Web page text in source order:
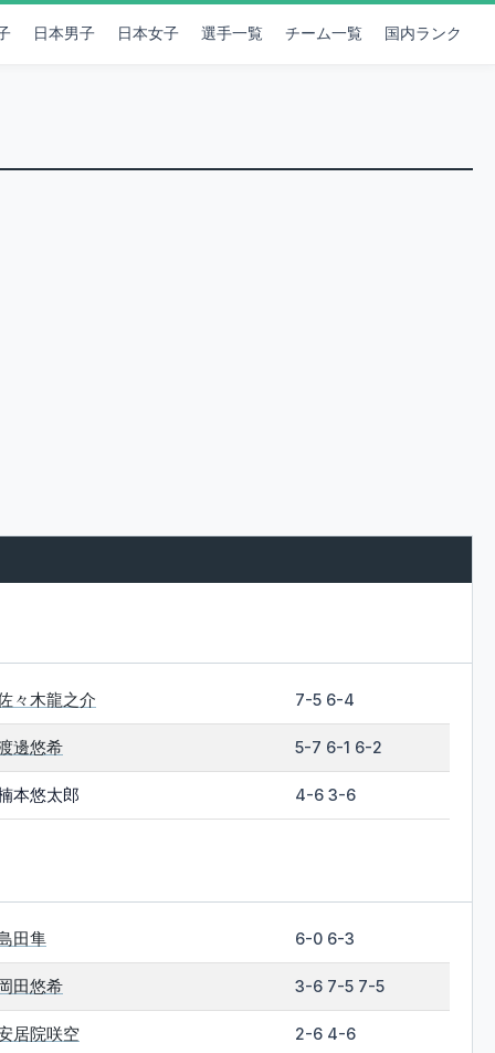
日本男子 日本女子 選手一覧 チーム一覧 国内ランク
々木龍之介 7-5 6-4
邊悠希 5-7 6-1 6-2
本悠太郎 4-6 3-6
田隼 6-0 6-3
田悠希 3-6 7-5 7-5
居院咲空 2-6 4-6